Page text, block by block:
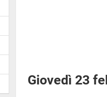
Giovedì 23